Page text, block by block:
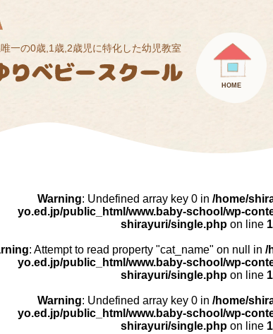
一の0歳,1歳,2歳児に特化した幼児教室
HOME
Warning: Undefined array key 0 in/home/
yo.ed.jp/public_html/www.baby-school/wp-
shirayuri/single.php on line
: Attempt to read property "cat_name" on null in/
yo.ed.jp/public_html/www.baby-school/wp-
shirayuri/single.php on line
Warning: Undefined array key 0 in/home/
yo.ed.jp/public_html/www.baby-school/wp-
shirayuri/single.php on line